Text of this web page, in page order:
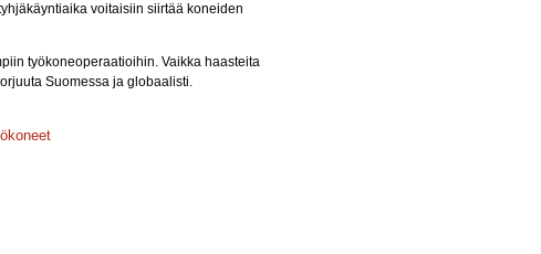
voitaisiin siirtää koneiden
työkoneoperaatioihin. Vaikka haasteita
Suomessa ja globaalisti.